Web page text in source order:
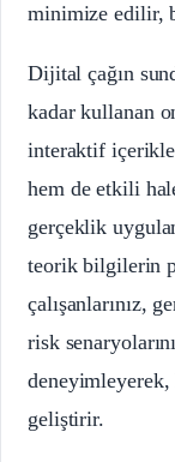
minimize edilir,
Dijital çağın
kadar kullanan
interaktif
hem de etkili
gerçeklik
teorik bilgilerin
çalışanlarınız,
risk
geliştirir.